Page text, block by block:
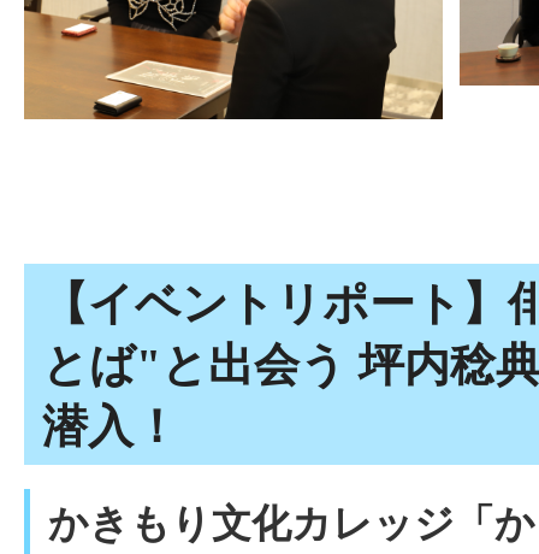
【イベントリポート】
とば"と出会う 坪内稔
潜入！
かきもり文化カレッジ「